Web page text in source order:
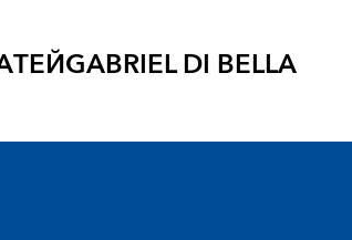
GABRIEL DI BELLA